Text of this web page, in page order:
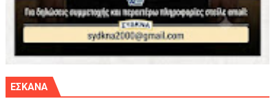
ΕΣΚΑΝΑ